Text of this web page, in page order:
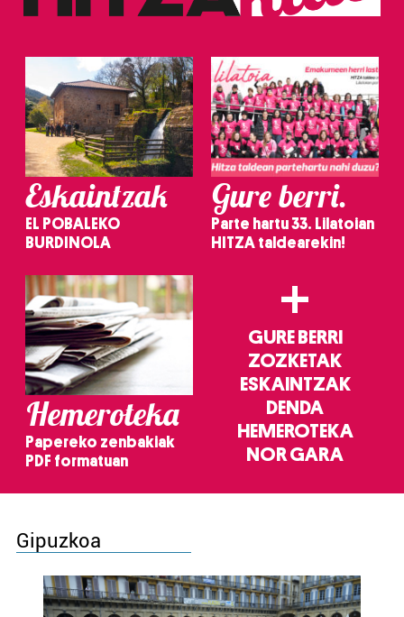
Eskaintzak
EL POBALEKO
BURDINOLA
Gure berri.
Parte hartu 33. Lilatoian
HITZA taldearekin!
Hemeroteka
Papereko zenbakiak
PDF formatuan
+
GURE BERRI
ZOZKETAK
ESKAINTZAK
DENDA
HEMEROTEKA
NOR GARA
Gipuzkoa